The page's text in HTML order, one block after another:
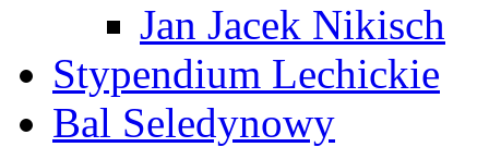
Jan Jacek Nikisch
Stypendium Lechickie
Bal Seledynowy